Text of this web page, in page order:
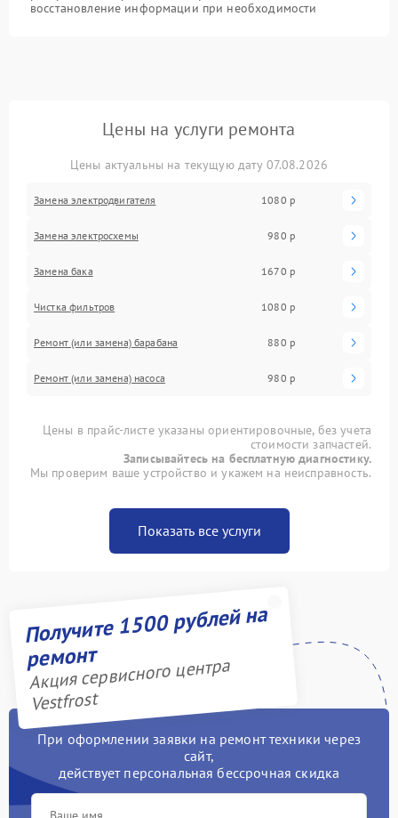
восстановление информации при необходимости
Цены на услуги ремонта
Цены актуальны на текущую дату 07.08.2026
Замена электродвигателя 1080 р
Замена электросхемы 980 р
Замена бака 1670 р
Чистка фильтров 1080 р
Ремонт (или замена) барабана 880 р
Ремонт (или замена) насоса 980 р
Цены в прайс-листе указаны ориентировочные, без учета
стоимости запчастей.
Записывайтесь на бесплатную диагностику.
Мы проверим ваше устройство и укажем на неисправность.
Показать все услуги
Получите 1500 рублей на
ремонт
Акция сервисного центра
Vestfrost
При оформлении заявки на ремонт техники через
сайт,
действует персональная бессрочная скидка